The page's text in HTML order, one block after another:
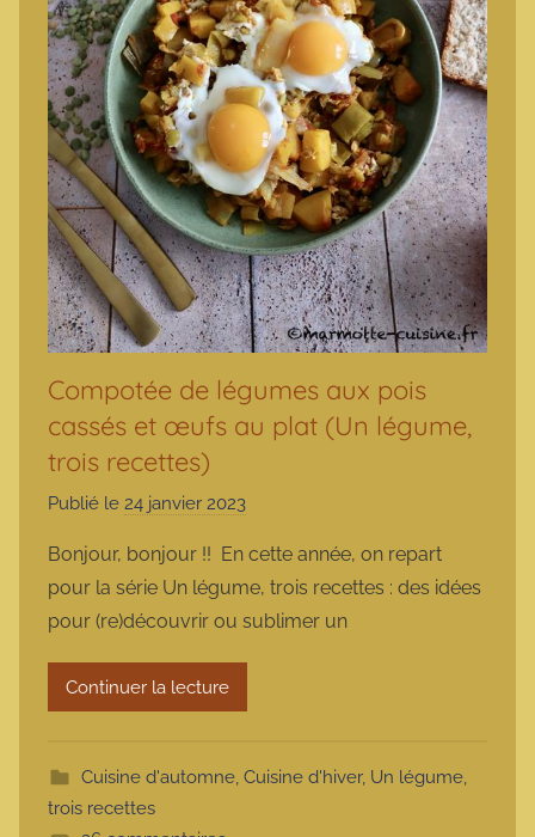
Compotée de légumes aux pois
cassés et œufs au plat (Un légume,
trois recettes)
Publié le 24 janvier 2023
r
m
a
r
t
Bonjour, bonjour !! En cette année, on repart
pour la série Un légume, trois recettes : des idées
pour (re)découvrir ou sublimer un
Continuer la lecture
Cuisine d'automne, Cuisine d'hiver, Un légume,
trois recettes